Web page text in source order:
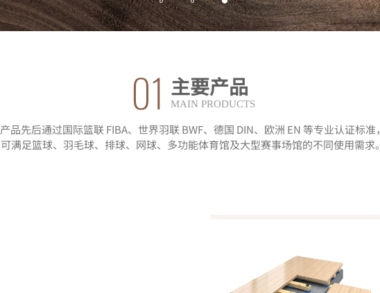
01 主要产品
MAIN PRODUCTS
产品先后通过国际篮联 FIBA、世界羽联 BWF、德国 DIN、欧洲 EN 等专业认证标准，
可满足篮球、羽毛球、排球、网球、多功能体育馆及大型赛事场馆的不同使用需求。